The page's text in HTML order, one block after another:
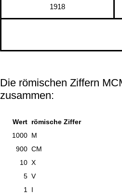
1918
Die römischen Ziffern
zusammen:
Wert römische Ziffer
1000 M
900 CM
10 X
5 V
1
I